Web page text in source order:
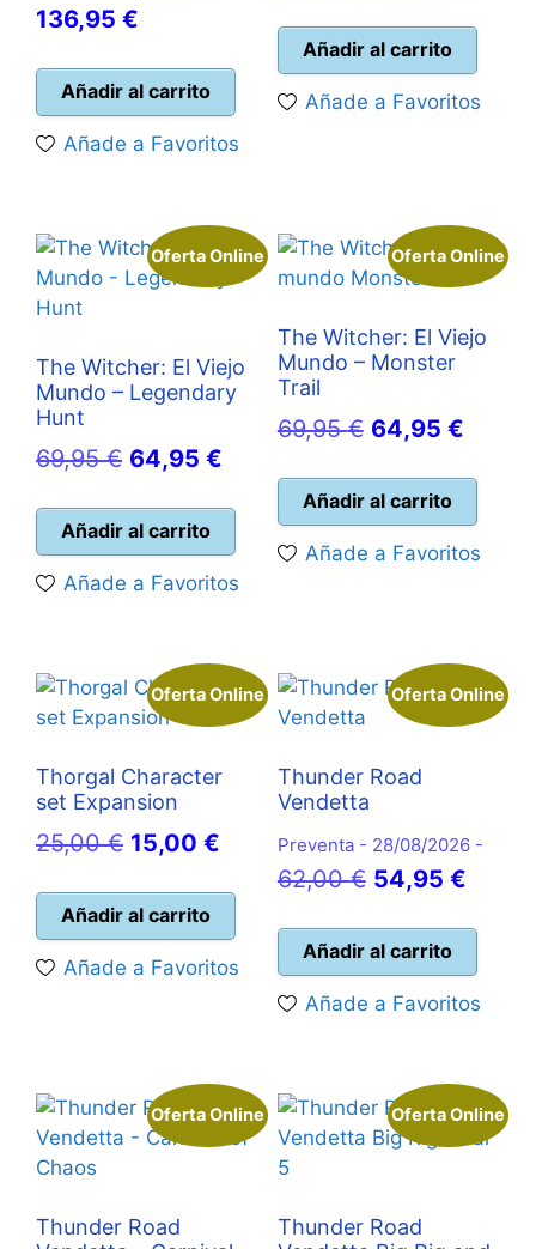
era:
180,00 €.
136,95 €
actual
es:
136,95 €.
Añadir al carrito
Añade a Favoritos
original
era:
69,95 €.
es:
62,95
Añadir al carrito
Añade a Favoritos
Oferta Online
The Witcher: El Viejo
Mundo – Legendary
Hunt
69,95€ El
original
era:
69,95 €.
64,95 €
actual
es:
64,95 €.
Añadir al carrito
Añade a Favoritos
Oferta Online
The Witcher: El Viejo
Mundo – Monster
Trail
69,95€ El
original
era:
69,95 €.
64,95 €El
es:
64,95
Añadir al carrito
Añade a Favoritos
Oferta Online
Thorgal Character
set Expansion
25,00€ El
original
era:
25,00 €.
15,00 €
precio
es:
15,00 €.
Añadir al carrito
Añade a Favoritos
Oferta Online
Thunder Road
Vendetta
Preventa - 28/08/2026 -
62,00€ El
original
era:
62,00 €.
54,95 €El
es:
54,95
Añadir al carrito
Añade a Favoritos
Oferta Online
Thunder Road
Oferta Online
Thunder Road